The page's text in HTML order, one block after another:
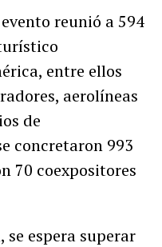
reunió a 594
entre ellos
aerolíneas
de
concretaron 993
70 coexpositores
espera superar